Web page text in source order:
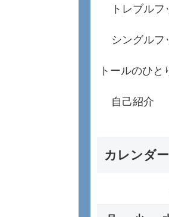
トレブルフ
シングルフ
トールのひ
自己紹介
カレンダー